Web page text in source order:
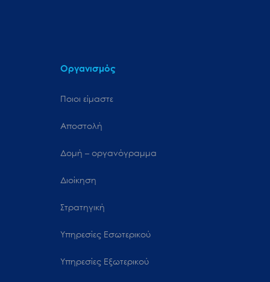
Οργανισμός
Ποιοι είμαστε
Αποστολή
Δομή – οργανόγραμμα
Διοίκηση
Στρατηγική
Υπηρεσίες Εσωτερικού
Υπηρεσίες Εξωτερικού